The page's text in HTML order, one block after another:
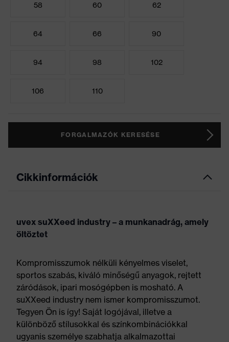
58 60 62
64 66 90
94 98 102
106 110
FORGALMAZÓK KERESÉSE
Cikkinformációk
uvex suXXeed industry – a munkanadrág, amely
öltöztet
Kompromisszumok nélküli kényelmes viselet,
sportos szabás, kiváló minőségű anyagok, rejtett
záródások, ipari mosógépben is mosható. A
suXXeed industry nem ismer kompromisszumot.
Tegyen Ön is így! Saját logójával, illetve a
különböző stílusokkal és színkombinációkkal
ugyanis személye szabhatja alkalmazottai